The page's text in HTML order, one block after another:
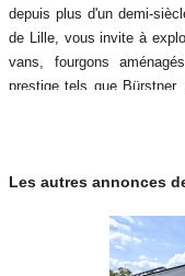
depuis plus d'un demi-
de Lille, vous invite à
vans, fourgons
prestige tels que Bürstner,
Frankia, Mobilvetta, et
Les autres annonces